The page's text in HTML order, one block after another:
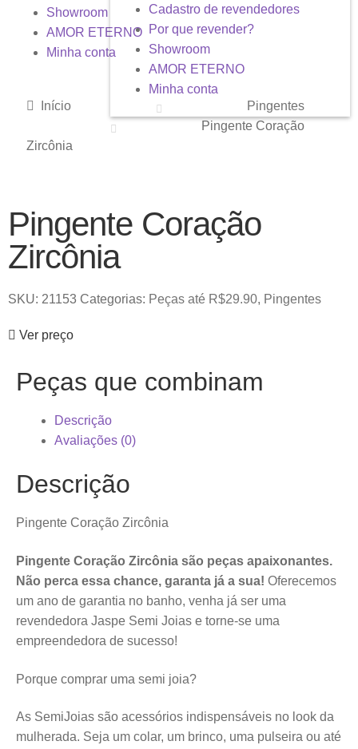
Showroom
AMOR ETERNO
Minha conta
Cadastro de revendedores
Por que revender?
Showroom
AMOR ETERNO
Minha conta
Início
Pingentes
Pingente Coração
Zircônia
Pingente Coração
Zircônia
SKU: 21153 Categorias: Peças até R$29.90, Pingentes
Ver preço
Peças que combinam
Descrição
Avaliações (0)
Descrição
Pingente Coração Zircônia
Pingente Coração Zircônia são peças apaixonantes.
Não perca essa chance, garanta já a sua! Oferecemos
um ano de garantia no banho, venha já ser uma
revendedora Jaspe Semi Joias e torne-se uma
empreendedora de sucesso!
Porque comprar uma semi joia?
As SemiJoias são acessórios indispensáveis no look da
mulherada. Seja um colar, um brinco, uma pulseira ou até